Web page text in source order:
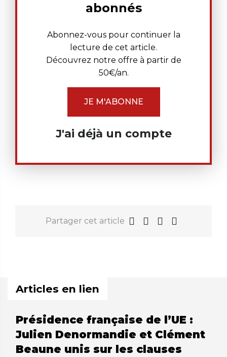
abonnés
Abonnez-vous pour continuer la
lecture de cet article.
Découvrez notre offre à partir de
50€/an.
JE M'ABONNE
J'ai déjà un compte
Partager cet article
Articles en lien
Présidence française de l’UE :
Julien Denormandie et Clément
Beaune unis sur les clauses